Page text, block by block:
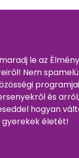
le az
Nem
és arról,
hogyan
életét!